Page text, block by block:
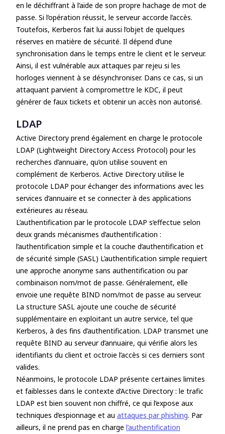
en le déchiffrant à l’aide de son propre hachage de mot de
passe. Si l’opération réussit, le serveur accorde l’accès.
Toutefois, Kerberos fait lui aussi l’objet de quelques
réserves en matière de sécurité. Il dépend d’une
synchronisation dans le temps entre le client et le serveur.
Ainsi, il est vulnérable aux attaques par rejeu si les
horloges viennent à se désynchroniser. Dans ce cas, si un
attaquant parvient à compromettre le KDC, il peut
générer de faux tickets et obtenir un accès non autorisé.
LDAP
Active Directory prend également en charge le protocole
LDAP (Lightweight Directory Access Protocol) pour les
recherches d’annuaire, qu’on utilise souvent en
complément de Kerberos. Active Directory utilise le
protocole LDAP pour échanger des informations avec les
services d’annuaire et se connecter à des applications
extérieures au réseau.
L’authentification par le protocole LDAP s’effectue selon
deux grands mécanismes d’authentification :
l’authentification simple et la couche d’authentification et
de sécurité simple (SASL) L’authentification simple requiert
une approche anonyme sans authentification ou par
combinaison nom/mot de passe. Généralement, elle
envoie une requête BIND nom/mot de passe au serveur.
La structure SASL ajoute une couche de sécurité
supplémentaire en exploitant un autre service, tel que
Kerberos, à des fins d’authentification. LDAP transmet une
requête BIND au serveur d’annuaire, qui vérifie alors les
identifiants du client et octroie l’accès si ces derniers sont
valides.
Néanmoins, le protocole LDAP présente certaines limites
et faiblesses dans le contexte d’Active Directory : le trafic
LDAP est bien souvent non chiffré, ce qui l’expose aux
techniques d’espionnage et au attaques par phishing. Par
ailleurs, il ne prend pas en charge l’authentification